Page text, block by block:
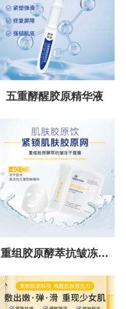
五重酵醒胶原精华液
重组胶原酵萃抗皱冻干